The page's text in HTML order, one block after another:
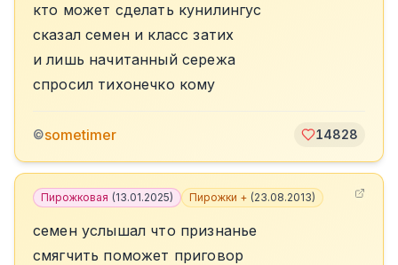
кто может сделать кунилингус
сказал семен и класс затих
и лишь начитанный сережа
спросил тихонечко кому
©sometimer 14828
Пирожковая (13.01.2025) Пирожки + (23.08.2013)
семен услышал что признанье
смягчить поможет приговор